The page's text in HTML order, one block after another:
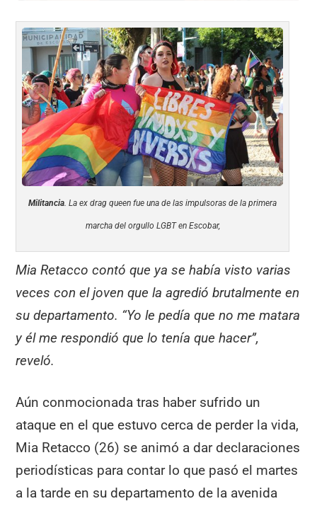
Militancia . La ex drag queen fue una de las impulsoras de la primera
marcha del orgullo LGBT en Escobar,
Mia Retacco contó que ya se había visto varias
veces con el joven que la agredió brutalmente en
su departamento. “Yo le pedía que no me matara
y él me respondió que lo tenía que hacer”,
reveló.
Aún conmocionada tras haber sufrido un
ataque en el que estuvo cerca de perder la vida,
Mia Retacco (26) se animó a dar declaraciones
periodísticas para contar lo que pasó el martes
a la tarde en su departamento de la avenida